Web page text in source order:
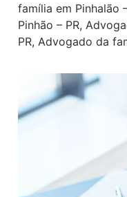
família em Pinhalão
Pinhão – PR,
PR, Advogado da